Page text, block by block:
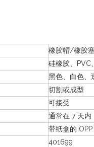
橡胶帽/橡胶
硅橡胶、PVC
黑色、白色、
切割或成型
可接受
通常在 7 天内
带纸盒的
401699